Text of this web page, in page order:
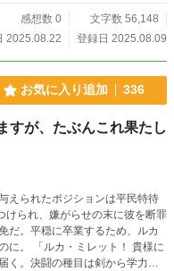
かったキャラクターのシーンを
ーーーー 校正・
感想数 0
文字数 56,148
2025.08.22
登録日 2025.08.09
お気に入り追加 336
すが、たぶんこれ果たし
えられたポジションは平民特待
られ、嫌がらせの末に彼を断罪